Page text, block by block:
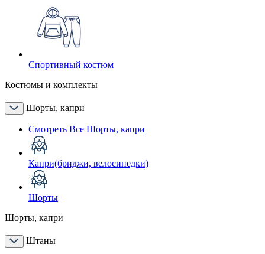
Спортивный костюм
Костюмы и комплекты
Шорты, капри
Смотреть Все Шорты, капри
Капри(бриджи, велосипедки)
Шорты
Шорты, капри
Штаны